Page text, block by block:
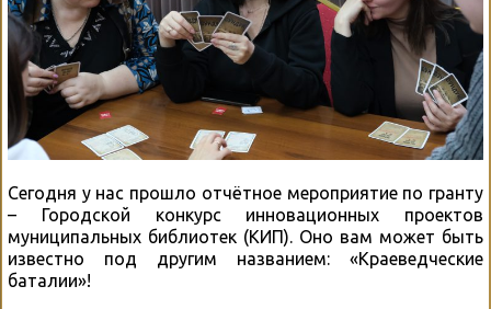
Сегодня у нас прошло отчётное мероприятие по гранту
– Городской конкурс инновационных проектов
муниципальных библиотек (КИП). Оно вам может быть
известно под другим названием: «Краеведческие
баталии»!